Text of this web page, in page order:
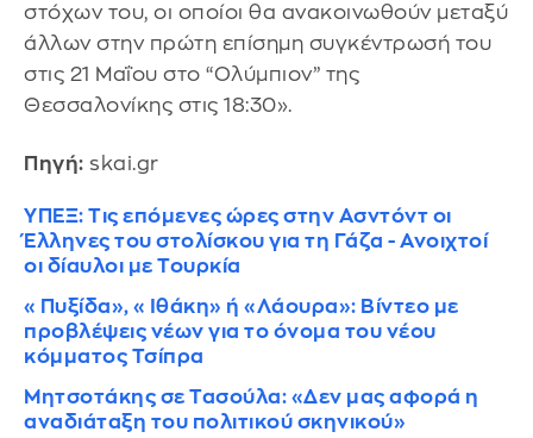
στόχων του, οι οποίοι θα ανακοινωθούν μεταξύ
άλλων στην πρώτη επίσημη συγκέντρωσή του
στις 21 Μαΐου στο “Ολύμπιον” της
Θεσσαλονίκης στις 18:30».
Πηγή: skai.gr
ΥΠΕΞ: Τις επόμενες ώρες στην Ασντόντ οι
Έλληνες του στολίσκου για τη Γάζα - Ανοιχτοί
οι δίαυλοι με Τουρκία
«Πυξίδα», «Ιθάκη» ή «Λάουρα»: Βίντεο με
προβλέψεις νέων για το όνομα του νέου
κόμματος Τσίπρα
Μητσοτάκης σε Τασούλα: «Δεν μας αφορά η
αναδιάταξη του πολιτικού σκηνικού»